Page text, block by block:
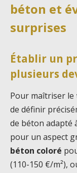
béton et
surprises
Établir un
plusieurs
Pour maîtriser le
de définir
de béton adapté
pour un aspect
béton coloré
(110-150 €/m²),